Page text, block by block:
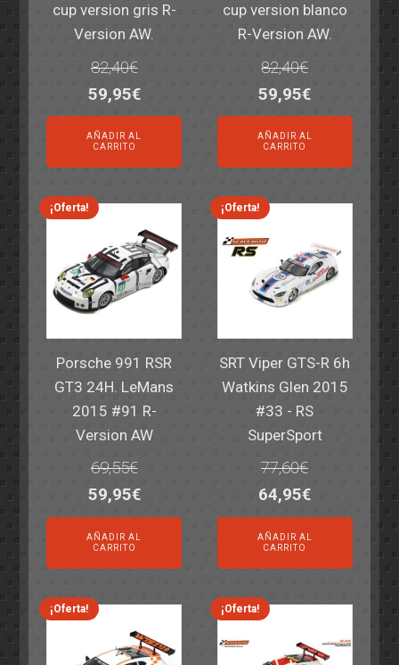
cup version gris R-
Version AW.
82,40€
El
precio
original
era:
82,40€.
59,95€El
precio
es:
59,95€.
AÑADIR AL
CARRITO
cup version blanco
R-Version AW.
82,40€
El
precio
original
era:
82,40€.
59,95€El
precio
es:
59,95€.
AÑADIR AL
CARRITO
¡Oferta!
Porsche 991 RSR
GT3 24H. LeMans
2015 #91 R-
Version AW
69,55€
El
precio
original
era:
69,55€.
59,95€El
precio
actual
es:
59,95€.
AÑADIR AL
CARRITO
¡Oferta!
SRT Viper GTS-R 6h
Watkins Glen 2015
#33 - RS
SuperSport
77,60€
El
precio
original
era:
77,60€.
64,95€El
precio
actual
es:
64,95€.
AÑADIR AL
CARRITO
¡Oferta! ¡Oferta!